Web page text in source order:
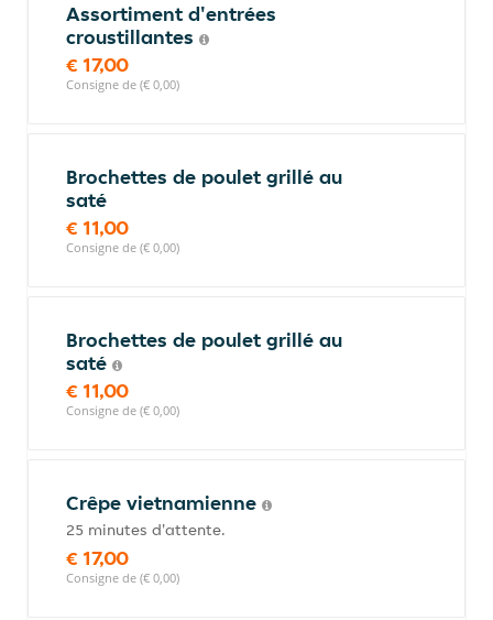
Assortiment d'entrées
croustillantes
€ 17,00
Consigne de (€ 0,00)
Brochettes de poulet grillé au
saté
€ 11,00
Consigne de (€ 0,00)
Brochettes de poulet grillé au
saté
€ 11,00
Consigne de (€ 0,00)
Crêpe vietnamienne
25 minutes d'attente.
€ 17,00
Consigne de (€ 0,00)